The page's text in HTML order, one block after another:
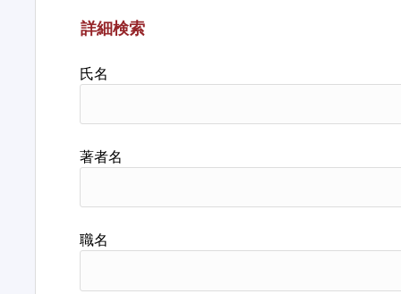
詳細検索
氏名
著者名
職名